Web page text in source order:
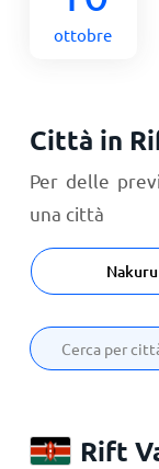
ottobre
Città in
Per delle
una città
Nakuru
Rift